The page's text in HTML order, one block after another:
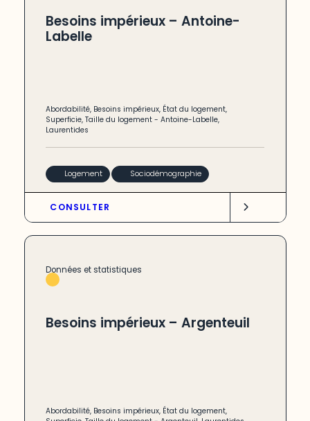
Besoins impérieux – Antoine-
Labelle
Abordabilité, Besoins impérieux, État du logement,
Superficie,Taille du logement -Antoine-Labelle,
Laurentides
Logement Sociodémographie
CONSULTER
Données et statistiques
Besoins impérieux – Argenteuil
Abordabilité, Besoins impérieux, État du logement,